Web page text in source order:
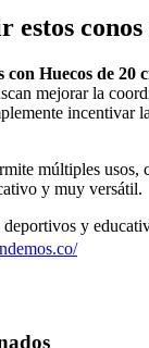
estos
Huecos de 20
mejorar la
incentivar
múltiples usos,
y muy versátil.
y